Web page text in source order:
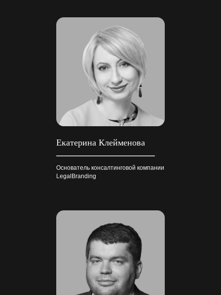
Екатерина Клейменова
Основатель консалтинговой компании
LegalBranding